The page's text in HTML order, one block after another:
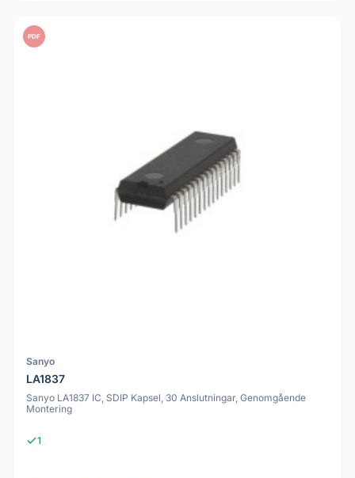
PDF
Sanyo
LA1837
Sanyo LA1837 IC, SDIP Kapsel, 30 Anslutningar, Genomgående
Montering
1